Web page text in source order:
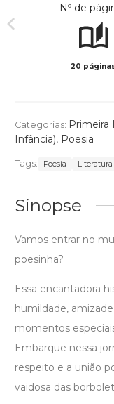
Nº de
20
Categorias: Primeira
Infância), Poesia
Tags: Poesia
Sinopse
Vamos entrar no
poesinha?
Essa encantadora
humildade,
momentos
Embarque nessa
respeito e a união
vaidosa das